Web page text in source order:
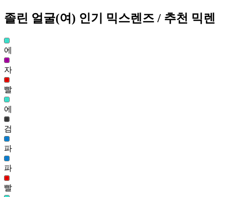
졸린 조용한 얼굴(여)
476,957
졸린 얼굴(여)
447,189
9
차분한 루시드 얼굴(남)
411,536
10
차차 얼굴(남)
408,125
11
아잉 얼굴(남)
347,427
12
졸린 얼굴(여) 인기 믹스렌즈 / 추천 믹렌
에
자
빨
에
검
파
파
빨